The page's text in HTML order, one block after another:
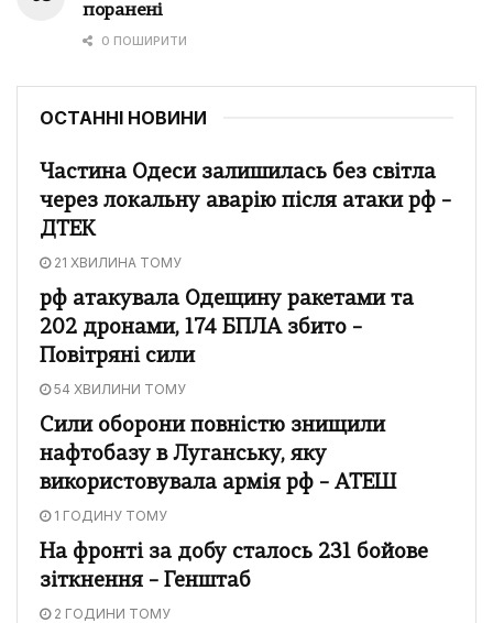
поранені
0 ПОШИРИТИ
ОСТАННІ НОВИНИ
Частина Одеси залишилась без світла
через локальну аварію після атаки рф –
ДТЕК
21 ХВИЛИНА ТОМУ
рф атакувала Одещину ракетами та
202 дронами, 174 БПЛА збито –
Повітряні сили
54 ХВИЛИНИ ТОМУ
Сили оборони повністю знищили
нафтобазу в Луганську, яку
використовувала армія рф – АТЕШ
1 ГОДИНУ ТОМУ
На фронті за добу сталось 231 бойове
зіткнення – Генштаб
2 ГОДИНИ ТОМУ